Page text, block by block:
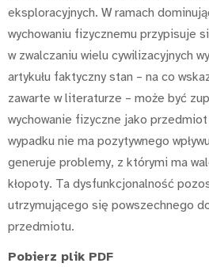
eksploracyjnych. W ramach
wychowaniu fizycznemu przypisuje
w zwalczaniu wielu cywilizacyjnych
artykułu faktyczny stan – na co
zawarte w literaturze – może być
wychowanie fizyczne jako
wypadku nie ma pozytywnego
generuje problemy, z którymi ma
kłopoty. Ta dysfunkcjonalność
utrzymującego się powszechnego
przedmiotu.
Pobierz plik PDF